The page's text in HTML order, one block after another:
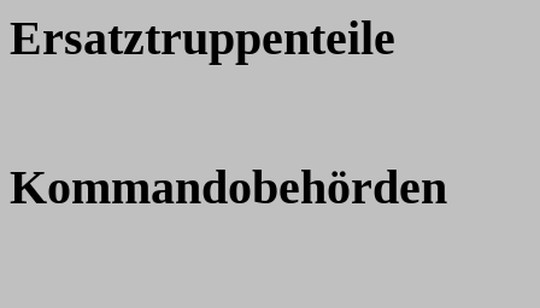
Ersatztruppenteile
Kommandobehörden